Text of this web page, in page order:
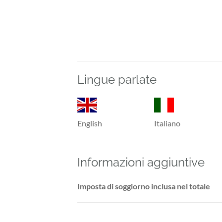
Lingue parlate
English Italiano
Informazioni aggiuntive
Imposta di soggiorno inclusa nel totale